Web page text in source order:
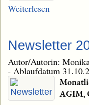
Weiterlesen
Newsletter
Autor/Autorin:
- Ablaufdatum
AGIM,